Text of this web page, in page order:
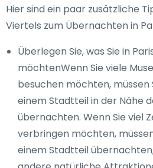
Hier sind ein paar zusätzliche
Viertels zum Übernachten in
Überlegen Sie, was Sie in
möchtenWenn Sie viele
besuchen möchten, müssen
einem Stadtteil in der Nähe
übernachten. Wenn Sie viel
verbringen möchten,
einem Stadtteil